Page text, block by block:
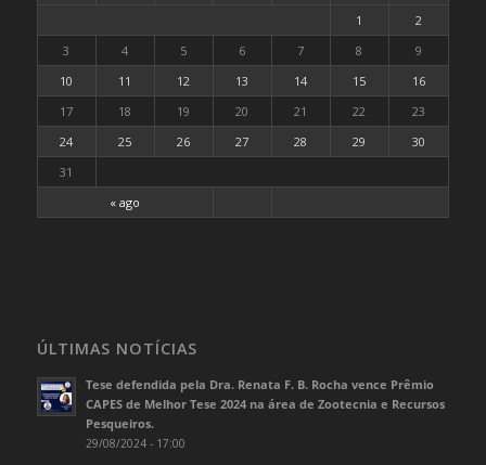
« ago
1
2
3
4 5 6 7 8
9
10
11 12 13 14 15
16
17
18 19 20 21 22
23
24
25 26 27 28 29
30
31
ÚLTIMAS NOTÍCIAS
Tese defendida pela Dra. Renata F. B. Rocha vence Prêmio
CAPES de Melhor Tese 2024 na área de Zootecnia e Recursos
Pesqueiros.
29/08/2024 - 17:00